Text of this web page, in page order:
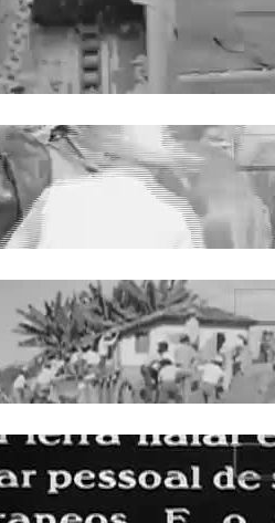
FORMULÁRIO DE BUSCA